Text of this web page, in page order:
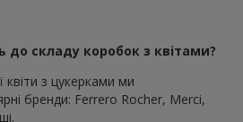
до складу коробок з квітами?
квіти з цукерками ми
бренди: Ferrero Rocher, Merci,